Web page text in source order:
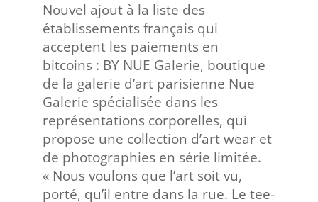
Nouvel ajout à la liste des
établissements français qui
acceptent les paiements en
bitcoins : BY NUE Galerie, boutique
de la galerie d’art parisienne Nue
Galerie spécialisée dans les
représentations corporelles, qui
propose une collection d’art wear et
de photographies en série limitée.
« Nous voulons que l’art soit vu,
porté, qu’il entre dans la rue. Le tee-